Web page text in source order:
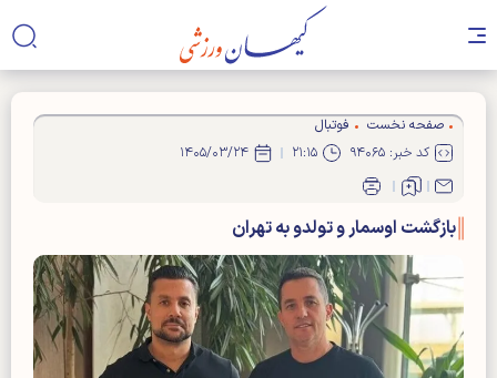
صفحه نخست
فوتبال
کد خبر: ۹۴۰۶۵
۲۱:۱۵ ۱۴۰۵/۰۳/۲۴
بازگشت اوسمار و تولدو به تهران